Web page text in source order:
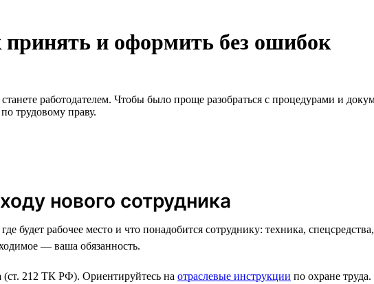
и оформить без ошибок
работодателем. Чтобы было проще разобраться с процедурами и
трудовому праву.
нового сотрудника
будет рабочее место и что понадобится сотруднику: техника,
— ваша обязанность.
(ст. 212 ТК РФ). Ориентируйтесь на отраслевые инструкции по охране труда.